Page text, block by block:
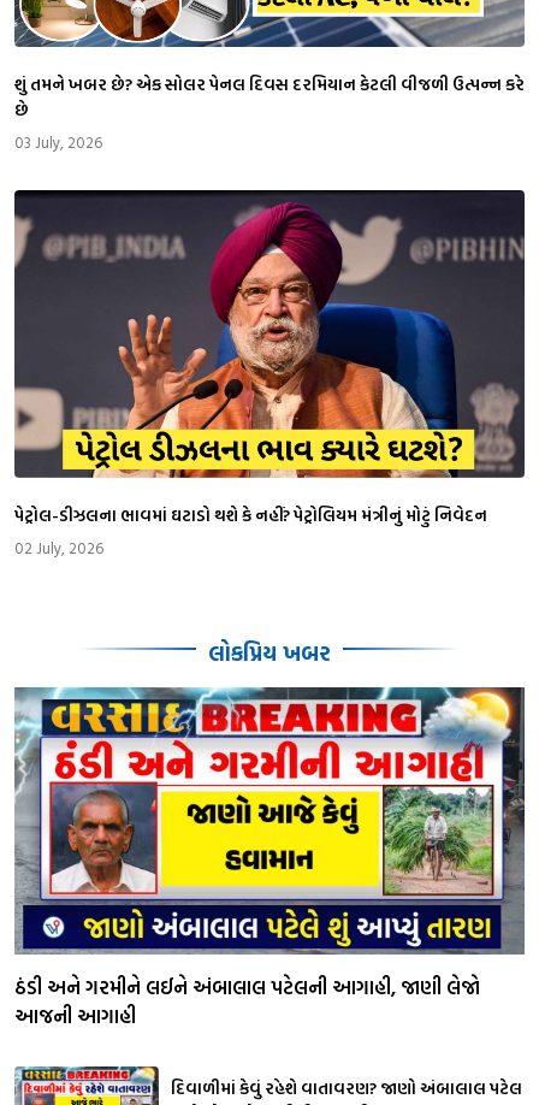
શું તમને ખબર છે? એક સોલર પેનલ દિવસ દરમિયાન કેટલી વીજળી ઉત્પન્ન કરે
છે
03 July, 2026
પેટ્રોલ-ડીઝલના ભાવમાં ઘટાડો થશે કે નહીં? પેટ્રોલિયમ મંત્રીનું મોટું નિવેદન
02 July, 2026
લોકપ્રિય ખબર
ઠંડી અને ગરમીને લઈને અંબાલાલ પટેલની આગાહી, જાણી લેજો
આજની આગાહી
દિવાળીમાં કેવું રહેશે વાતાવરણ? જાણો અંબાલાલ પટેલ